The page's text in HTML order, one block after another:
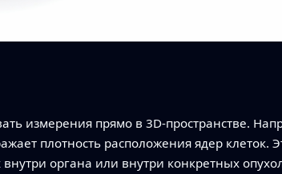
измерения прямо в 3D‑пространстве.
плотность расположения ядер клеток.
органа или внутри конкретных